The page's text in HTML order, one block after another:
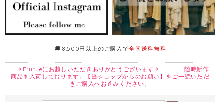
8,500円以上のご購入で全国送料無料
✧Frurueにお越しいただきありがとうございます✧ 随時新作
商品を入荷しております。【当ショップからのお願い】をご一読いただ
きご購入へお進みください。